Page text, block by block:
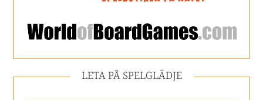
LETA PÅ SPELGLÄDJE